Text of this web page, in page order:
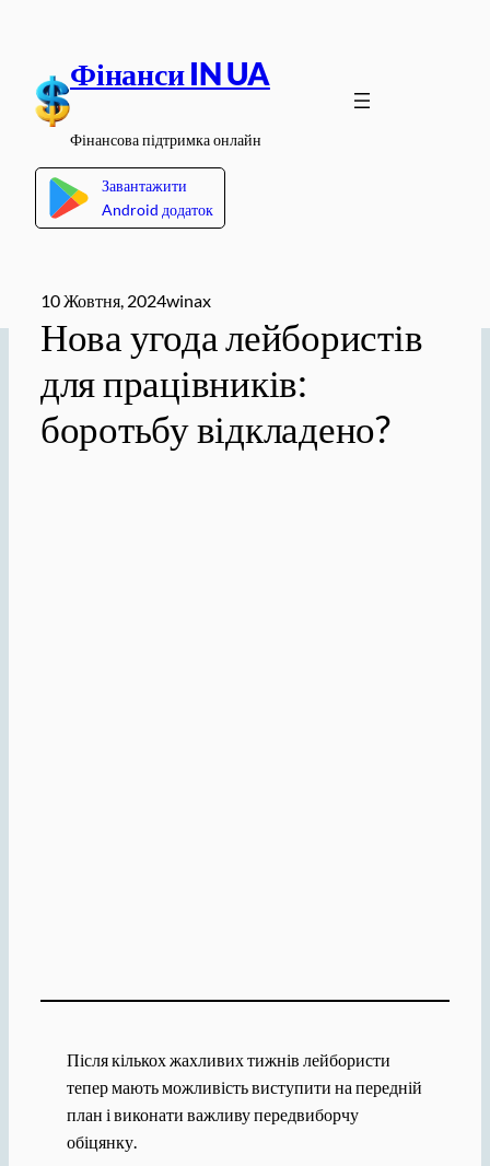
вмісту
Фінанси IN UA
Фінансова підтримка онлайн
Завантажити
Android додаток
10 Жовтня, 2024winax
Нова угода лейбористів
для працівників:
боротьбу відкладено?
Після кількох жахливих тижнів лейбористи
тепер мають можливість виступити на передній
план і виконати важливу передвиборчу
обіцянку.